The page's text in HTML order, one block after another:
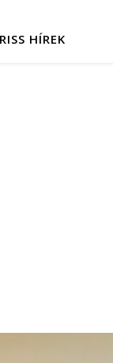
HÍREK